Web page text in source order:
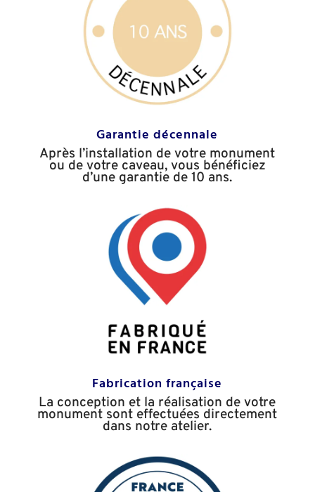
Garantie décennale
Après l’installation de votre monument
ou de votre caveau, vous bénéficiez
d’une garantie de 10 ans.
Fabrication française
La conception et la réalisation de votre
monument sont effectuées directement
dans notre atelier.